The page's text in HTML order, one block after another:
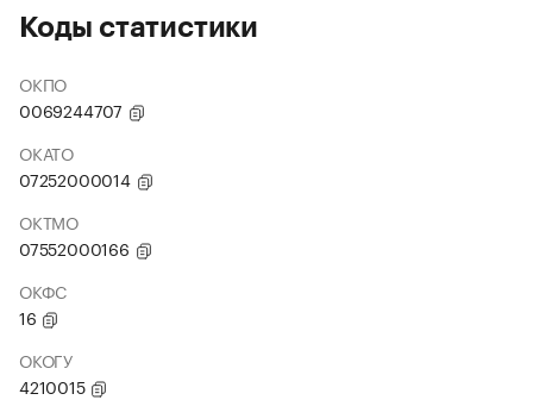
Коды статистики
ОКПО
0069244707
ОКАТО
07252000014
ОКТМО
07552000166
ОКФС
16
ОКОГУ
4210015